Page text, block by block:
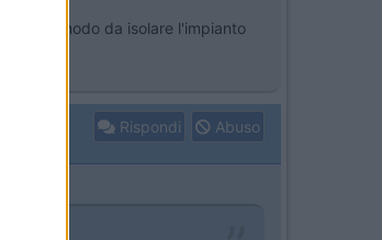
in modo da isolare l'impianto
Rispondi Abuso